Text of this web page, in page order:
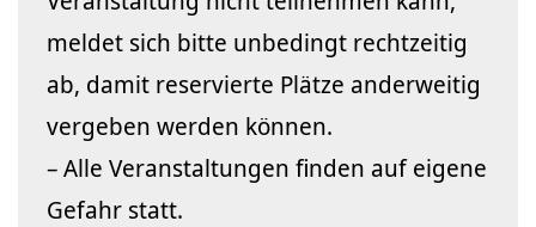
meldet sich bitte unbedingt rechtzeitig
ab, damit reservierte Plätze anderweitig
vergeben werden können.
– Alle Veranstaltungen finden auf eigene
Gefahr statt.